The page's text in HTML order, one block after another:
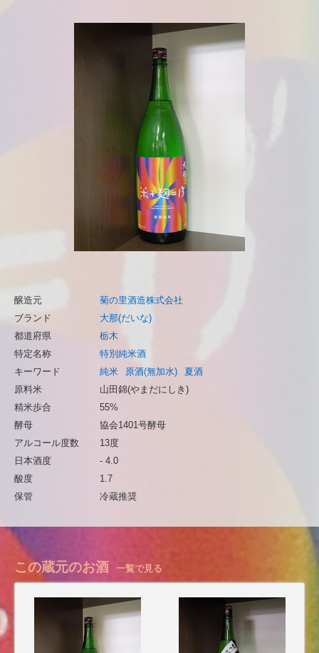
醸造元
菊の里酒造株式会社
ブランド
大那(だいな)
都道府県
栃木
特定名称
特別純米酒
キーワード
純米 原酒(無加水)
夏酒
原料米
山田錦(やまだにしき)
精米歩合
55%
酵母
協会1401号酵母
アルコール度数
13度
日本酒度
- 4.0
酸度
1.7
保管
冷蔵推奨
この蔵元のお酒 一覧で見る